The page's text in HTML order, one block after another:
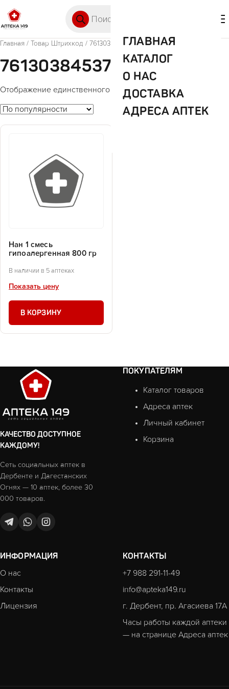
ГЛАВНАЯ
КАТАЛОГ
О НАС
ДОСТАВКА
АДРЕСА АПТЕК
Главная / Товар Штрихкод / 7613038453736
7613038453736
Отображение единственного товара
Нан 1 смесь
гипоалергенная 800 гр
В наличии в 5 аптеках
Показать цену
В КОРЗИНУ
КАЧЕСТВО ДОСТУПНОЕ
КАЖДОМУ!
Сеть социальных аптек в
Дербенте и Дагестанских
Огнях — 10 аптек, более 30
000 товаров.
ПОКУПАТЕЛЯМ
Каталог товаров
Адреса аптек
Личный кабинет
Корзина
ИНФОРМАЦИЯ
О нас
Контакты
Лицензия
КОНТАКТЫ
+7 988 291-11-49
info@apteka149.ru
г. Дербент, пр. Агасиева 17А
Часы работы каждой аптеки
— на странице Адреса аптек